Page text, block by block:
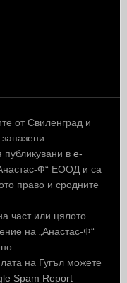
от Свиленград и
публикувани в e-
Ф“ ЕООД и са
право и сродните
част или цялото
на „Анастас-Ф“
на Гугъл можете
Spam Report